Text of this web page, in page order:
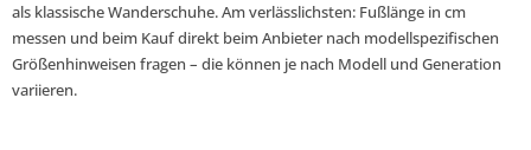
als klassische Wanderschuhe. Am verlässlichsten: Fußlänge in cm
messen und beim Kauf direkt beim Anbieter nach modellspezifischen
Größenhinweisen fragen – die können je nach Modell und Generation
variieren.